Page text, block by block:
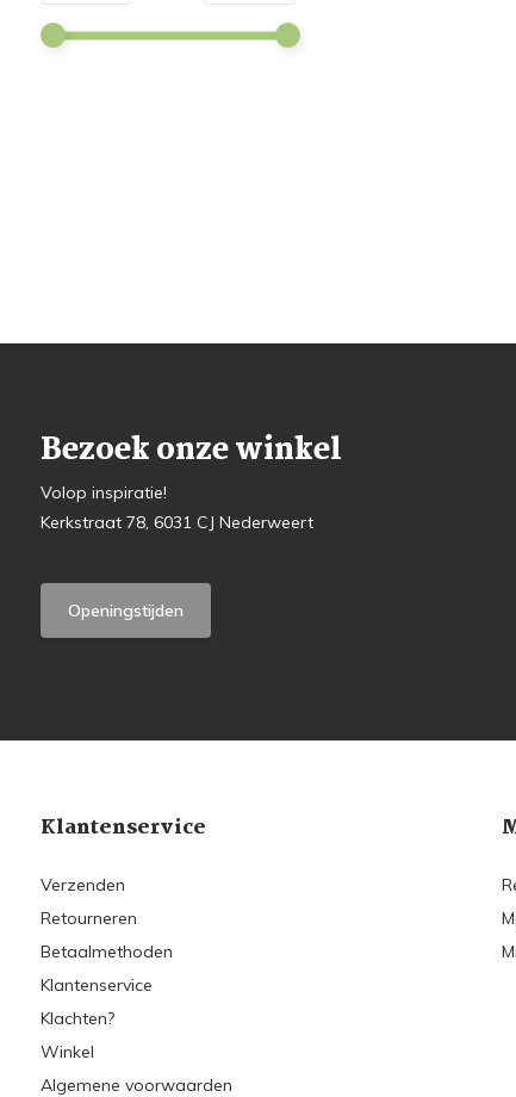
Bezoek onze winkel
Volop inspiratie!
Kerkstraat 78, 6031 CJ Nederweert
Openingstijden
Klantenservice
Verzenden
Retourneren
Betaalmethoden
Klantenservice
Klachten?
Winkel
Algemene voorwaarden